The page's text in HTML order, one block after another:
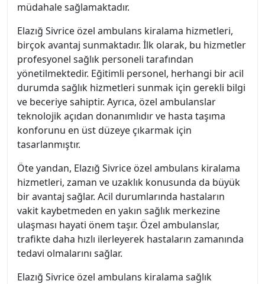
müdahale sağlamaktadır.
Elazığ Sivrice özel ambulans kiralama hizmetleri,
birçok avantaj sunmaktadır. İlk olarak, bu hizmetler
profesyonel sağlık personeli tarafından
yönetilmektedir. Eğitimli personel, herhangi bir acil
durumda sağlık hizmetleri sunmak için gerekli bilgi
ve beceriye sahiptir. Ayrıca, özel ambulanslar
teknolojik açıdan donanımlıdır ve hasta taşıma
konforunu en üst düzeye çıkarmak için
tasarlanmıştır.
Öte yandan, Elazığ Sivrice özel ambulans kiralama
hizmetleri, zaman ve uzaklık konusunda da büyük
bir avantaj sağlar. Acil durumlarında hastaların
vakit kaybetmeden en yakın sağlık merkezine
ulaşması hayati önem taşır. Özel ambulanslar,
trafikte daha hızlı ilerleyerek hastaların zamanında
tedavi olmalarını sağlar.
Elazığ Sivrice özel ambulans kiralama sağlık